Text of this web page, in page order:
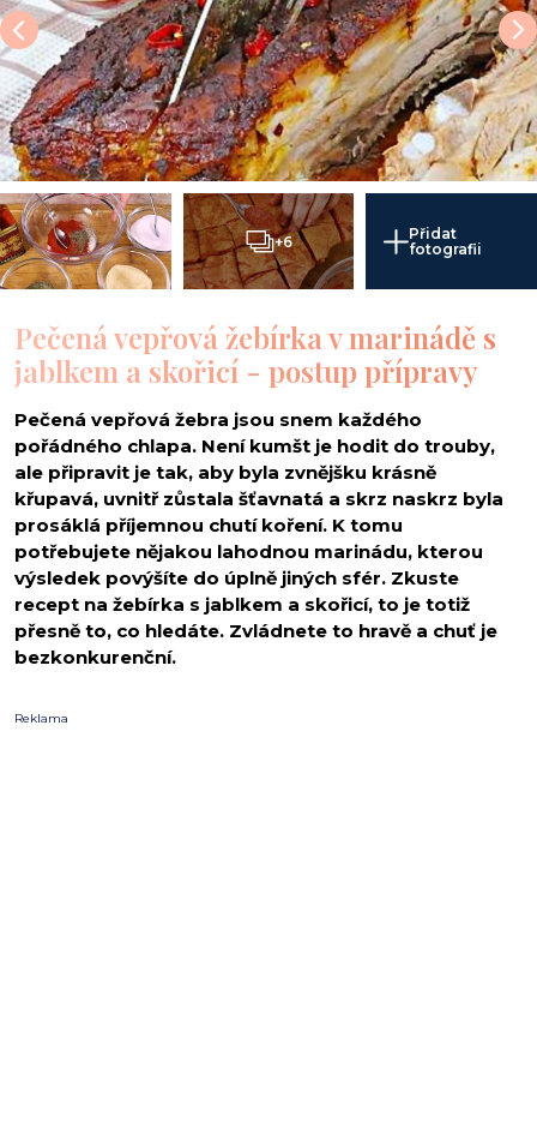
+6
Přidat
fotografii
Pečená vepřová žebírka v marinádě s
jablkem a skořicí - postup přípravy
Pečená vepřová žebra jsou snem každého
pořádného chlapa. Není kumšt je hodit do trouby,
ale připravit je tak, aby byla zvnějšku krásně
křupavá, uvnitř zůstala šťavnatá a skrz naskrz byla
prosáklá příjemnou chutí koření. K tomu
potřebujete nějakou lahodnou marinádu, kterou
výsledek povýšíte do úplně jiných sfér. Zkuste
recept na žebírka s jablkem a skořicí, to je totiž
přesně to, co hledáte. Zvládnete to hravě a chuť je
bezkonkurenční.
Reklama